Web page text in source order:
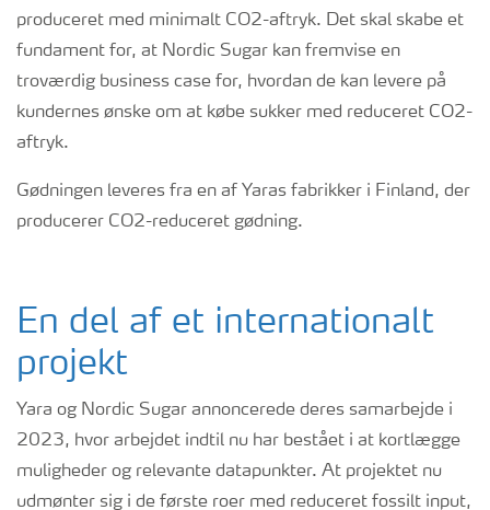
produceret med minimalt CO2-aftryk. Det skal skabe et
fundament for, at Nordic Sugar kan fremvise en
troværdig business case for, hvordan de kan levere på
kundernes ønske om at købe sukker med reduceret CO2-
aftryk.
Gødningen leveres fra en af Yaras fabrikker i Finland, der
producerer CO2-reduceret gødning.
En del af et internationalt
projekt
Yara og Nordic Sugar annoncerede deres samarbejde i
2023, hvor arbejdet indtil nu har bestået i at kortlægge
muligheder og relevante datapunkter. At projektet nu
udmønter sig i de første roer med reduceret fossilt input,